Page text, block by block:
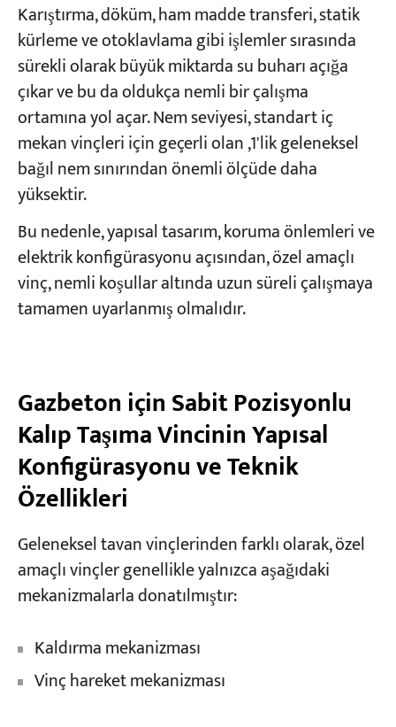
Karıştırma, döküm, ham madde transferi, statik
kürleme ve otoklavlama gibi işlemler sırasında
sürekli olarak büyük miktarda su buharı açığa
çıkar ve bu da oldukça nemli bir çalışma
ortamına yol açar. Nem seviyesi, standart iç
mekan vinçleri için geçerli olan ,1'lik geleneksel
bağıl nem sınırından önemli ölçüde daha
yüksektir.
Bu nedenle, yapısal tasarım, koruma önlemleri ve
elektrik konfigürasyonu açısından, özel amaçlı
vinç, nemli koşullar altında uzun süreli çalışmaya
tamamen uyarlanmış olmalıdır.
Gazbeton için Sabit Pozisyonlu
Kalıp Taşıma Vincinin Yapısal
Konfigürasyonu ve Teknik
Özellikleri
Geleneksel tavan vinçlerinden farklı olarak, özel
amaçlı vinçler genellikle yalnızca aşağıdaki
mekanizmalarla donatılmıştır:
Kaldırma mekanizması
Vinç hareket mekanizması